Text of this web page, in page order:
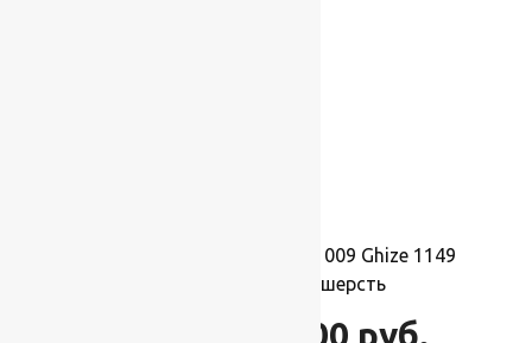
Ковер шерстяной Прямой 009 Ghize 1149
2,00×4,00 м, 100% шерсть
88 000 руб.